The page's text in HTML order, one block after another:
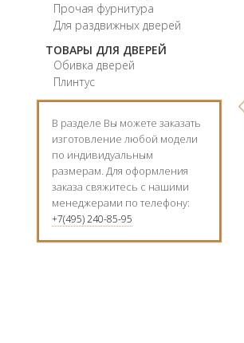
Прочая фурнитура
Для раздвижных дверей
ТОВАРЫ ДЛЯ ДВЕРЕЙ
Обивка дверей
Плинтус
В разделе Вы можете заказать
изготовление любой модели
по индивидуальным
размерам. Для оформления
заказа свяжитесь с нашими
менеджерами по телефону:
+7(495) 240-85-95